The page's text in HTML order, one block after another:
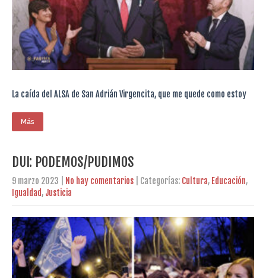
La caída del ALSA de San Adrián Virgencita, que me quede como estoy
Más
DUI: PODEMOS/PUDIMOS
9 marzo 2023 No hay comentarios | Categorías: Cultura, Educación,
Igualdad, Justicia